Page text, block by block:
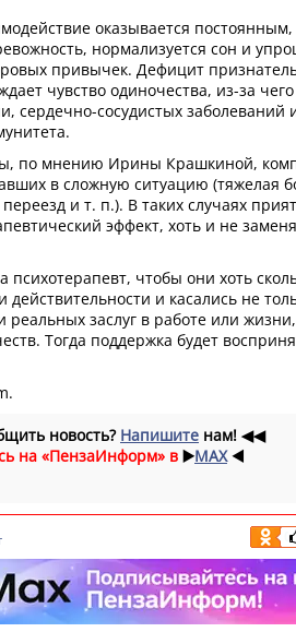
оказывается постоянным,
нормализуется сон и
привычек. Дефицит
чувство одиночества, из-за чего
сердечно-сосудистых заболеваний
по мнению Ирины Крашкиной,
в сложную ситуацию (тяжелая
и т. п.). В таких случаях
эффект, хоть и не
психотерапевт, чтобы они хоть
действительности и касались не
реальных заслуг в работе или жизни,
Тогда поддержка будет
новость? Напишите нам! ◀◀
на «ПензаИнформ» в ▶️MAX ◀️